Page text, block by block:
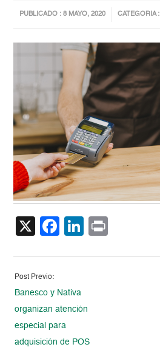
PUBLICADO : 8 MAYO, 2020 CATEGORIA :
X Facebook
LinkedIn
Post Previo:
Banesco y Nativa
organizan atención
especial para
adquisición de POS